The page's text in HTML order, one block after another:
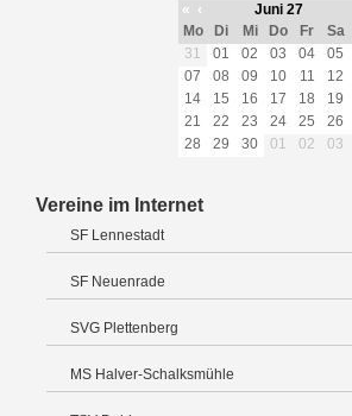
« ‹ Juni 27
Mo
Di Mi Do Fr Sa
31
01 02 03 04 05
07
08 09 10 11 12
14
15 16 17 18 19
21
22 23 24 25 26
28
29 30 01 02 03
Vereine im Internet
SF Lennestadt
SF Neuenrade
SVG Plettenberg
MS Halver-Schalksmühle